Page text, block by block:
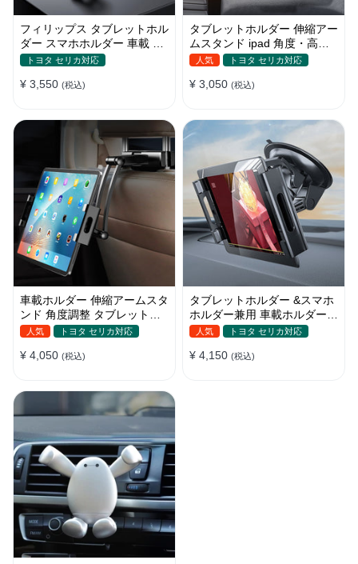
フィリップス タブレットホル
ダー スマホホルダー 車載 ヘ
ッドレスト ipad 角度調整
トヨタ セリカ対応
¥ 3,550 (税込)
タブレットホルダー 伸縮アー
ムスタンド ipad 角度・高さ
調整 スマホ 車載 ヘッドレス
人気 トヨタ セリカ対応
¥ 3,050 (税込)
車載ホルダー 伸縮アームスタ
ンド 角度調整 タブレットホ
ルダー スマホ 折り畳み ipad
人気 トヨタ セリカ対応
¥ 4,050 (税込)
タブレットホルダー &スマホ
ホルダー兼用 車載ホルダー
吸盤 ダッシュボード
人気 トヨタ セリカ対応
¥ 4,150 (税込)